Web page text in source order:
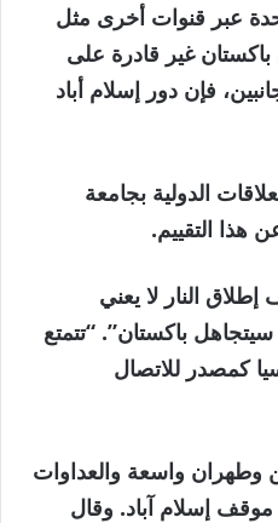
عبر قنوات أخرى مثل
غير قادرة على
فإن دور إسلام أباد
الدولية بجامعة
هذا التقييم.
النار لا يعني
باكستان”. “تتمتع
كمصدر للاتصال
وطهران واسعة والعداوات
إسلام آباد. وقال